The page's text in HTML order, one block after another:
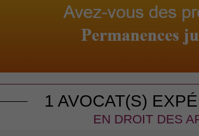
1 AVOCAT(S)
EN DROIT DES